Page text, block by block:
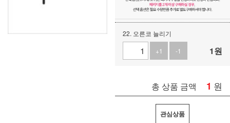
22. 오른코 늘리기
+1
-1 1원
총 상품 금액 1 원
관심상품